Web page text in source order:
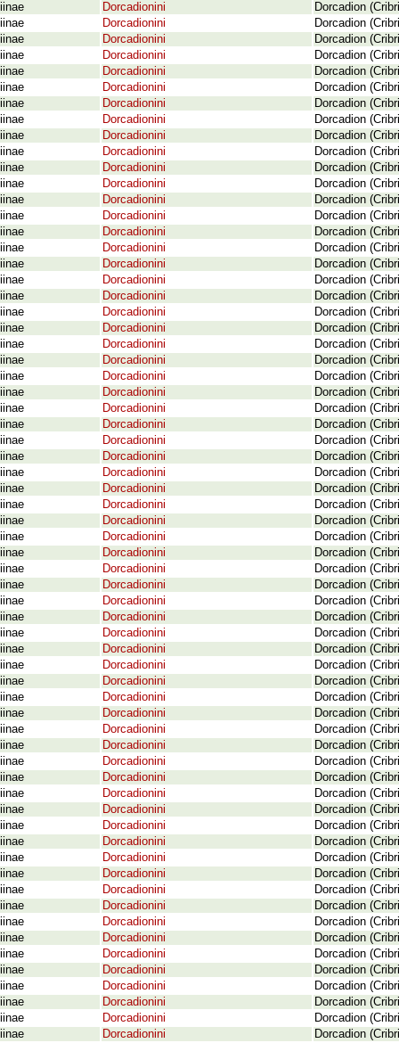
Dorcadionini
Dorcadion
Dorcadionini
Dorcadion
Dorcadionini
Dorcadion
Dorcadionini
Dorcadion
Dorcadionini
Dorcadion
Dorcadionini
Dorcadion
Dorcadionini
Dorcadion
Dorcadionini
Dorcadion
Dorcadionini
Dorcadion
Dorcadionini
Dorcadion
Dorcadionini
Dorcadion
Dorcadionini
Dorcadion
Dorcadionini
Dorcadion
Dorcadionini
Dorcadion
Dorcadionini
Dorcadion
Dorcadionini
Dorcadion
Dorcadionini
Dorcadion
Dorcadionini
Dorcadion
Dorcadionini
Dorcadion
Dorcadionini
Dorcadion
Dorcadionini
Dorcadion
Dorcadionini
Dorcadion
Dorcadionini
Dorcadion
Dorcadionini
Dorcadion
Dorcadionini
Dorcadion
Dorcadionini
Dorcadion
Dorcadionini
Dorcadion
Dorcadionini
Dorcadion
Dorcadionini
Dorcadion
Dorcadionini
Dorcadion
Dorcadionini
Dorcadion
Dorcadionini
Dorcadion
Dorcadionini
Dorcadion
Dorcadionini
Dorcadion
Dorcadionini
Dorcadion
Dorcadionini
Dorcadion
Dorcadionini
Dorcadion
Dorcadionini
Dorcadion
Dorcadionini
Dorcadion
Dorcadionini
Dorcadion
Dorcadionini
Dorcadion
Dorcadionini
Dorcadion
Dorcadionini
Dorcadion
Dorcadionini
Dorcadion
Dorcadionini
Dorcadion
Dorcadionini
Dorcadion
Dorcadionini
Dorcadion
Dorcadionini
Dorcadion
Dorcadionini
Dorcadion
Dorcadionini
Dorcadion
Dorcadionini
Dorcadion
Dorcadionini
Dorcadion
Dorcadionini
Dorcadion
Dorcadionini
Dorcadion
Dorcadionini
Dorcadion
Dorcadionini
Dorcadion
Dorcadionini
Dorcadion
Dorcadionini
Dorcadion
Dorcadionini
Dorcadion
Dorcadionini
Dorcadion
Dorcadionini
Dorcadion
Dorcadionini
Dorcadion
Dorcadionini
Dorcadion
Dorcadionini
Dorcadion
Dorcadionini
Dorcadion